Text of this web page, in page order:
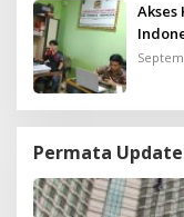
Akses
Gratis
Permata Update